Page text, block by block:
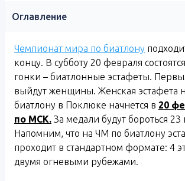
Оглавление
Чемпионат мира по биатлону
концу. В субботу 20 февраля
гонки – биатлонные эстафеты.
выйдут женщины. Женская эстафета
биатлону в Поклюке начнется в 20
по МСК. За медали будут бороться
Напомним, что на ЧМ по биатлону
проходит в стандартном формате: 4
двумя огневыми рубежами.